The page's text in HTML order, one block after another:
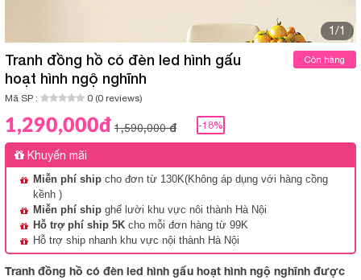
1/1
Tranh đồng hồ có đèn led hình gấu
hoạt hình ngộ nghĩnh
Còn hàng
Mã SP : 0 (0 reviews)
1,290,000đ 1,590,000 đ -18%
Khuyến mãi
Miễn phí ship cho đơn từ 130K(Không áp dụng với hàng cồng
kềnh )
Miễn phí ship ghế lười khu vực nôi thành Hà Nội
Hỗ trợ phí ship 5K cho mỗi đơn hàng từ 99K
Hỗ trợ ship nhanh khu vực nội thành Hà Nội
Tranh đồng hồ có đèn led hình gấu hoạt hình ngộ nghĩnh được